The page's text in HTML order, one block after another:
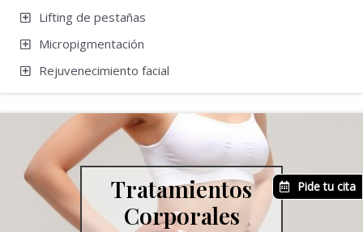
Lifting de pestañas
Micropigmentación
Rejuvenecimiento facial
Tratamientos
Corporales
Pide tu cita